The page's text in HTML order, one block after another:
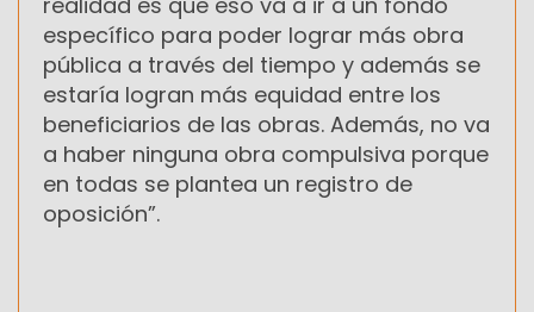
específico para poder lograr más obra
pública a través del tiempo y además se
estaría logran más equidad entre los
beneficiarios de las obras. Además, no va
a haber ninguna obra compulsiva porque
en todas se plantea un registro de
oposición”.